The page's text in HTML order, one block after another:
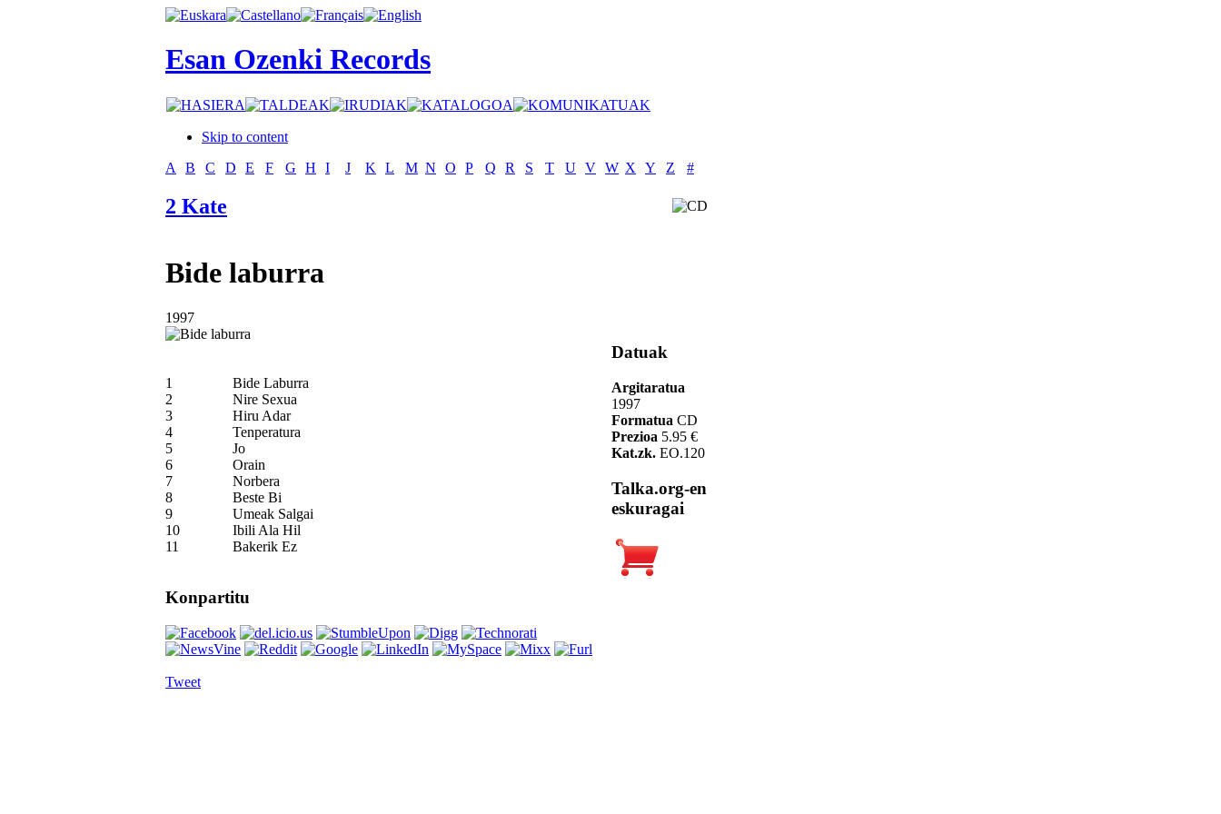
Esan Ozenki Records
Skip to content
A
B C D E F G H I J K L M N O P Q R S T U V W X Y Z #
2 Kate
Bide laburra
1997
1
Bide Laburra
2
Nire Sexua
3
Hiru Adar
4
Tenperatura
5
Jo
6
Orain
7
Norbera
8
Beste Bi
9
Umeak Salgai
10
Ibili Ala Hil
11
Bakerik Ez
Konpartitu
Tweet
Datuak
Argitaratua
1997
Formatua CD
Prezioa 5.95 €
Kat.zk. EO.120
Talka.org-en
eskuragai